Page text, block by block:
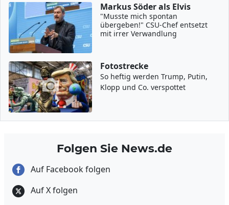
Markus Söder als Elvis
"Musste mich spontan
übergeben!" CSU-Chef entsetzt
mit irrer Verwandlung
Fotostrecke
So heftig werden Trump, Putin,
Klopp und Co. verspottet
Folgen Sie News.de
Auf Facebook folgen
Auf X folgen